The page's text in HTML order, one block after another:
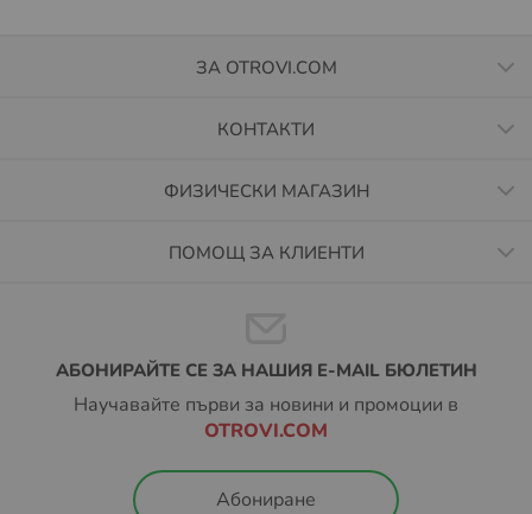
ЗА OTROVI.COM
КОНТАКТИ
ФИЗИЧЕСКИ МАГАЗИН
ПОМОЩ ЗА КЛИЕНТИ
АБОНИРАЙТЕ СЕ ЗА НАШИЯ E-MAIL БЮЛЕТИН
Научавайте първи за новини и промоции в
OTROVI.COM
Абониране